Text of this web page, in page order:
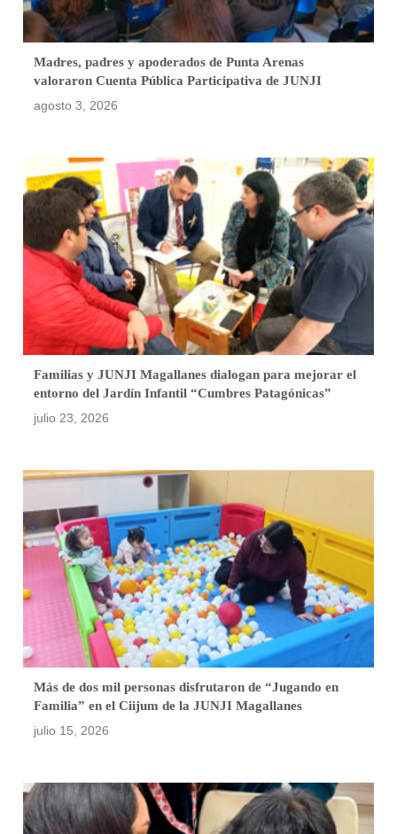
Madres, padres y apoderados de Punta Arenas
valoraron Cuenta Pública Participativa de JUNJI
agosto 3, 2026
Familias y JUNJI Magallanes dialogan para mejorar el
entorno del Jardín Infantil “Cumbres Patagónicas”
julio 23, 2026
Más de dos mil personas disfrutaron de “Jugando en
Familia” en el Ciijum de la JUNJI Magallanes
julio 15, 2026